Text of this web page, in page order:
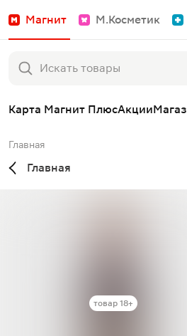
Магнит М.Косметик
Карта Магнит ПлюсАкции
Главная
Главная
товар 18+